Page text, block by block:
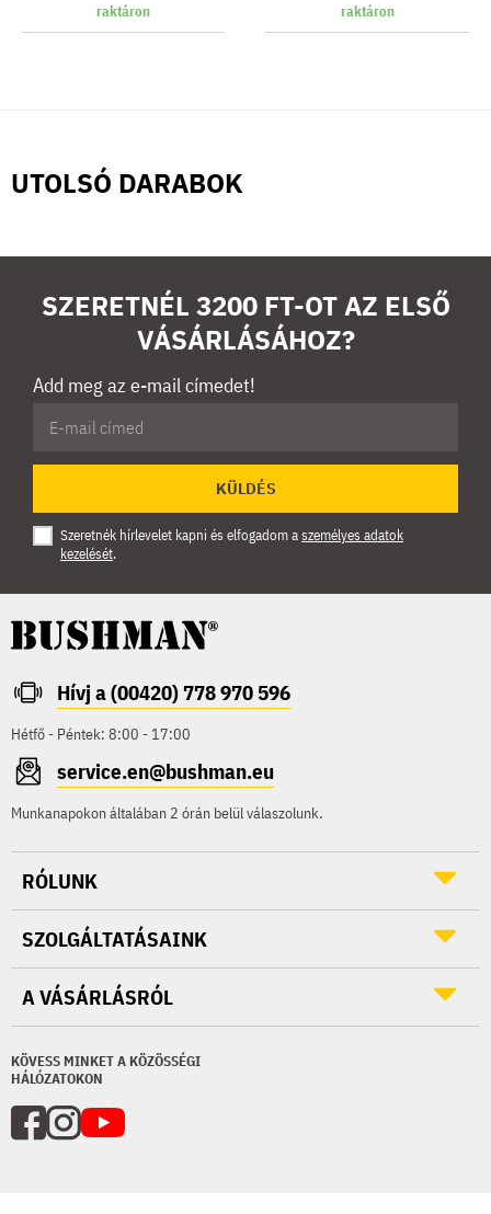
raktáron
raktáron
UTOLSÓ DARABOK
SZERETNÉL 3200 FT-OT AZ ELSŐ
VÁSÁRLÁSÁHOZ?
Add meg az e-mail címedet!
KÜLDÉS
Szeretnék hírlevelet kapni és elfogadom aszemélyes adatok
kezelését.
Hívj a (00420) 778 970 596
Hétfő - Péntek: 8:00 - 17:00
service.en@bushman.eu
Munkanapokon általában 2 órán belül válaszolunk.
KÖVESS MINKET A KÖZÖSSÉGI
HÁLÓZATOKON
RÓLUNK
SZOLGÁLTATÁSAINK
A VÁSÁRLÁSRÓL